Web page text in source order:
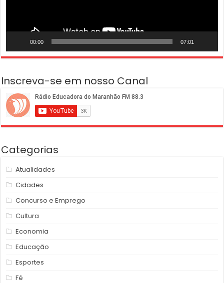
00:00 07:01
Inscreva-se em nosso Canal
Categorias
Atualidades
Cidades
Concurso e Emprego
Cultura
Economia
Educação
Esportes
Fé